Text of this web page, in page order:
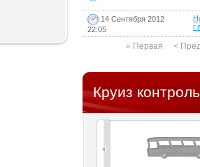
14 Сентября 2012
22:05
« Первая <
Круиз